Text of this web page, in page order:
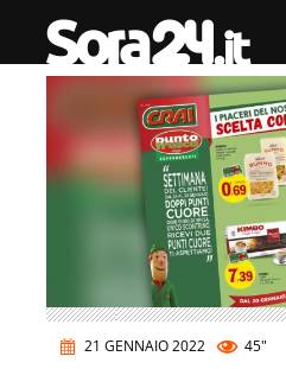
21 GENNAIO 2022 45"